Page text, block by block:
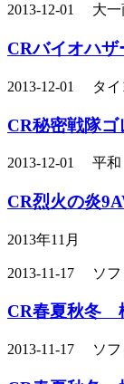
2013-12-01 大
CRバイオハ
2013-12-01 タ
CR秘密戦隊
2013-12-01 平
CR烈火の炎
2013年11月
2013-11-17 ソ
CR春夏秋冬
2013-11-17 ソ